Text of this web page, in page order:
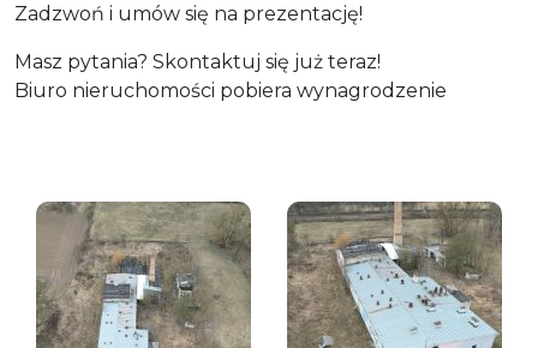
Zadzwoń i umów się na prezentację!
Masz pytania? Skontaktuj się już teraz!
Biuro nieruchomości pobiera wynagrodzenie